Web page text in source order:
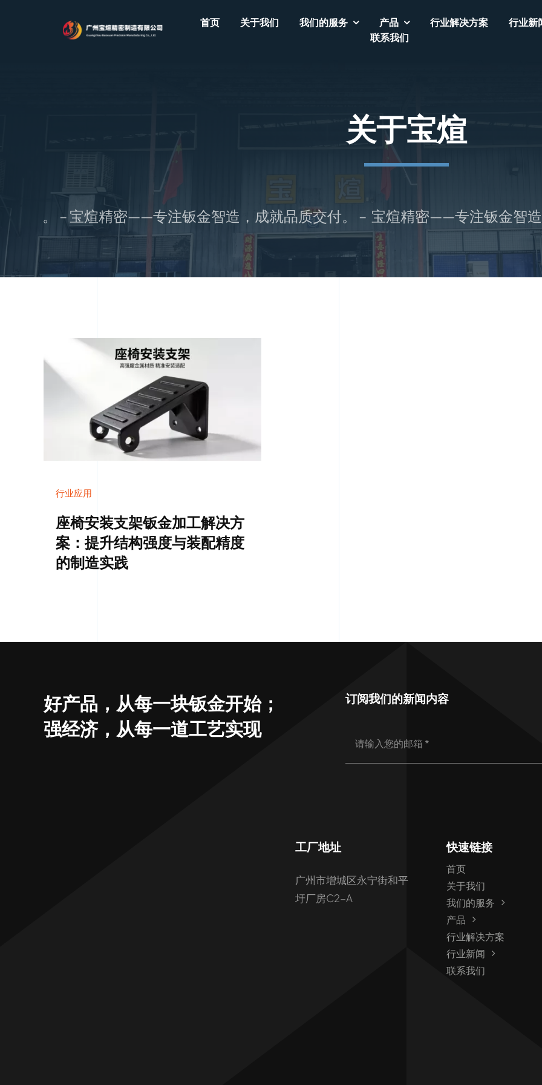
首页 关于我们 我们的服务 产品 行业解决方案
行业新
联系我们
关于宝煊
。 – 宝煊精密——专注钣金智造，成就品质交付。 – 宝煊精密——专注钣金智造，
行业应用
座椅安装支架钣金加工解决方
案：提升结构强度与装配精度
的制造实践
好产品，从每一块钣金开始；
强经济，从每一道工艺实现
订阅我们的新闻内容
工厂地址
广州市增城区永宁街和平
圩厂房C2-A
快速链接
首页
关于我们
我们的服务
产品
行业解决方案
行业新闻
联系我们